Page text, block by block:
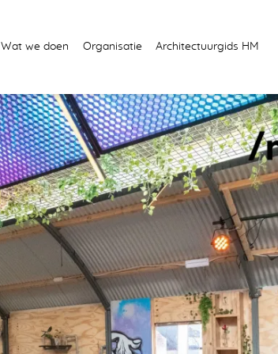
Wat we doen Organisatie Architectuurgids HM